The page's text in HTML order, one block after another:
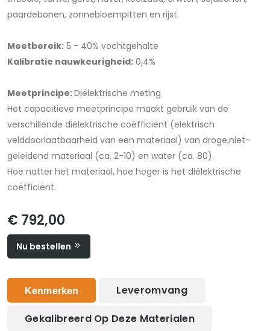
paardebonen, zonnebloempitten en rijst.
Meetbereik: 5 - 40% vochtgehalte
Kalibratie nauwkeurigheid: 0,4%
Meetprincipe:Diëlektrische meting
Het capacitieve meetprincipe maakt gebruik van de
verschillende diëlektrische coëfficiënt (elektrisch
velddoorlaatbaarheid van een materiaal) van droge,niet-
geleidend materiaal (ca. 2-10) en water (ca. 80).
Hoe natter het materiaal, hoe hoger is het diëlektrische
coëfficiënt.
€ 792,00
Nu bestellen
Kenmerken Leveromvang
Gekalibreerd Op Deze Materialen